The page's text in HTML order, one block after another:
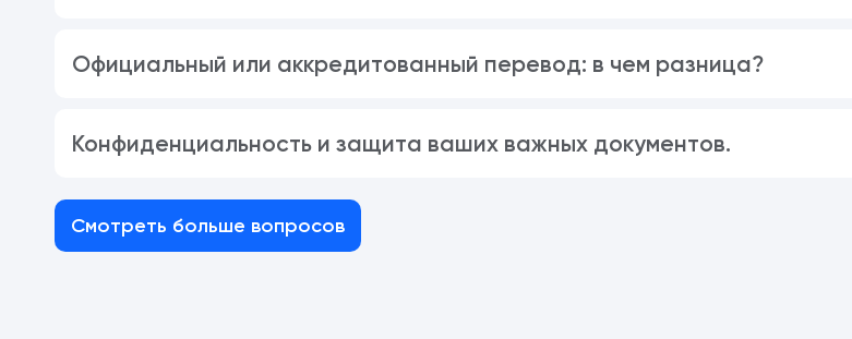
Официальный или аккредитованный перевод: в чем разница?
Конфиденциальность и защита ваших важных документов.
Смотреть больше вопросов